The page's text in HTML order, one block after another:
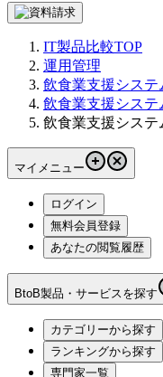
IT製品比較TOP
運用管理
飲食業支援システ
飲食業支援シス
飲食業支援シス
マイメニュー
ログイン
無料会員登録
あなたの閲覧履歴
BtoB製品・サービスを探す
カテゴリーから探す
ランキングから探す
専門家一覧